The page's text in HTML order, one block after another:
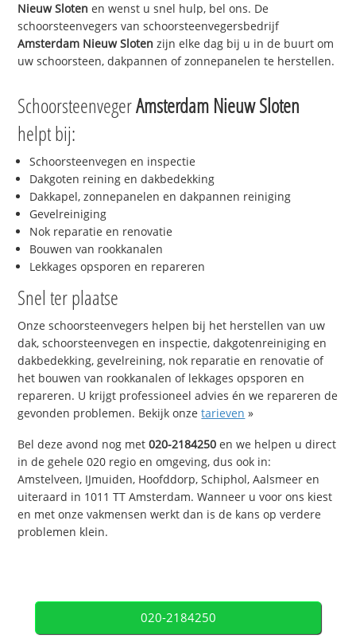
Nieuw Sloten en wenst u snel hulp, bel ons. De
schoorsteenvegers van schoorsteenvegersbedrijf
Amsterdam Nieuw Sloten zijn elke dag bij u in de buurt om
uw schoorsteen, dakpannen of zonnepanelen te herstellen.
SchoorsteenvegerAmsterdam Nieuw Sloten
helpt bij:
Schoorsteenvegen en inspectie
Dakgoten reining en dakbedekking
Dakkapel, zonnepanelen en dakpannen reiniging
Gevelreiniging
Nok reparatie en renovatie
Bouwen van rookkanalen
Lekkages opsporen en repareren
Snel ter plaatse
Onze schoorsteenvegers helpen bij het herstellen van uw
dak, schoorsteenvegen en inspectie, dakgotenreiniging en
dakbedekking, gevelreining, nok reparatie en renovatie of
het bouwen van rookkanalen of lekkages opsporen en
repareren. U krijgt professioneel advies én we repareren de
gevonden problemen. Bekijk onzetarieven »
Bel deze avond nog met020-2184250 en we helpen u direct
in de gehele 020 regio en omgeving, dus ook in:
Amstelveen, IJmuiden, Hoofddorp, Schiphol, Aalsmeer en
uiteraard in 1011 TT Amsterdam. Wanneer u voor ons kiest
en met onze vakmensen werkt dan is de kans op verdere
problemen klein.
020-2184250